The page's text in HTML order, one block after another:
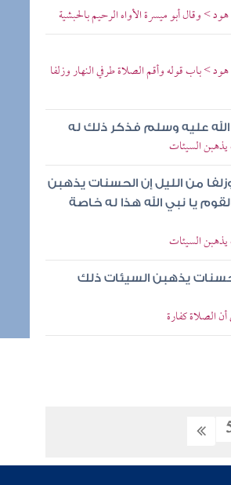
وقال أبو ميسرة الأواه الرحيم بالحبشية
> باب قوله وأقم الصلاة طرفي النهار وزلفا
الله عليه وسلم فذكر ذلك له
السيئات
من الليل إن الحسنات يذهبن
يا نبي الله هذا له خاصة
السيئات
يذهبن السيئات ذلك
الصلاة كفارة